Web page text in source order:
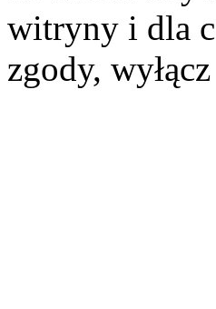
witryny i dla
zgody,